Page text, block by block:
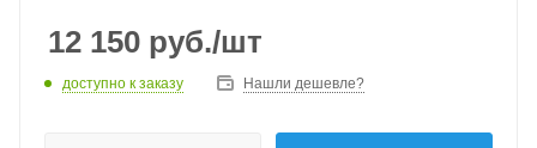
12 150 руб./шт
доступно к заказу Нашли дешевле?